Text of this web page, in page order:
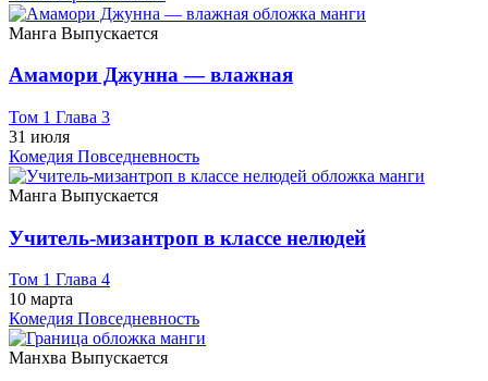
Манга Выпускается
Амамори Джунна — влажная
Том 1 Глава 3
31 июля
Комедия Повседневность
Манга Выпускается
Учитель-мизантроп в классе нелюдей
Том 1 Глава 4
10 марта
Комедия Повседневность
Манхва Выпускается